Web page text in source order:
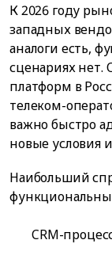
К 2026 году
западных
аналоги есть,
сценариях
платформ в
телеком-
важно быстро
новые условия
Наибольший
CRM-